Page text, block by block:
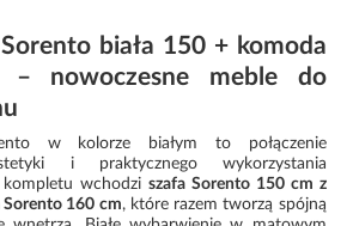
biała 150 + komoda
– nowoczesne meble do
w kolorze białym to połączenie
i praktycznego wykorzystania
kompletu wchodzi szafa Sorento 150 cm z
Sorento 160 cm, które razem tworzą spójną